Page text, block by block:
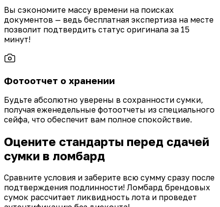
Вы сэкономите массу времени на поисках
документов — ведь бесплатная экспертиза на месте
позволит подтвердить статус оригинала за 15
минут!
Фотоотчет о хранении
Будьте абсолютно уверены в сохранности сумки,
получая еженедельные фотоотчеты из специального
сейфа, что обеспечит вам полное спокойствие.
Оцените стандарты перед сдачей
сумки в ломбард
Сравните условия и заберите всю сумму сразу после
подтверждения подлинности! Ломбард брендовых
сумок рассчитает ликвидность лота и проведет